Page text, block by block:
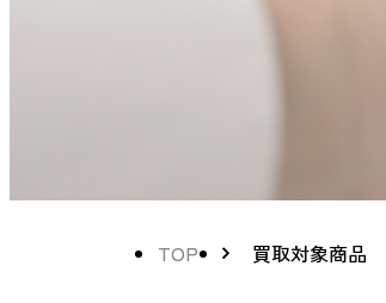
TOP 買取対象商品